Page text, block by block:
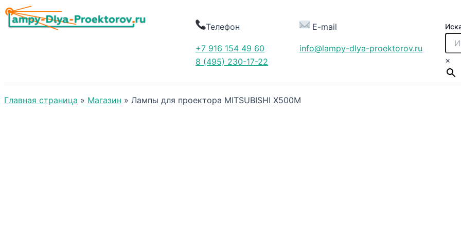
Телефон
+7 916 154 49 60
8 (495) 230-17-22
E-mail
info@lampy-dlya-proektorov.ru
×
Главная страница » Магазин » Лампы для проектора MITSUBISHI X500M